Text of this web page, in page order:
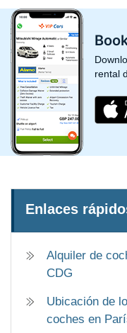
rental
Enlaces
Alquiler de
CDG
Ubicación de
coches en